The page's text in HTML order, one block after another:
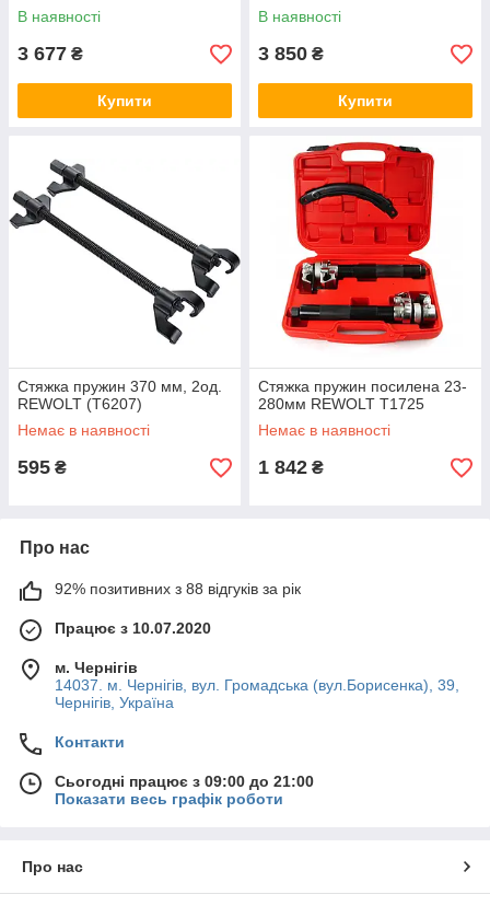
В наявності
3 677 ₴
Купити
В наявності
3 850 ₴
Купити
Стяжка пружин 370 мм, 2од.
REWOLT (T6207)
Немає в наявності
595 ₴
Стяжка пружин посилена 23-
280мм REWOLT T1725
Немає в наявності
1 842 ₴
Про нас
92% позитивних з 88 відгуків за рік
Працює з 10.07.2020
м. Чернігів
14037. м. Чернігів, вул. Громадська (вул.Борисенка), 39,
Чернігів, Україна
Контакти
Сьогодні працює з 09:00 до 21:00
Показати весь графік роботи
Про нас